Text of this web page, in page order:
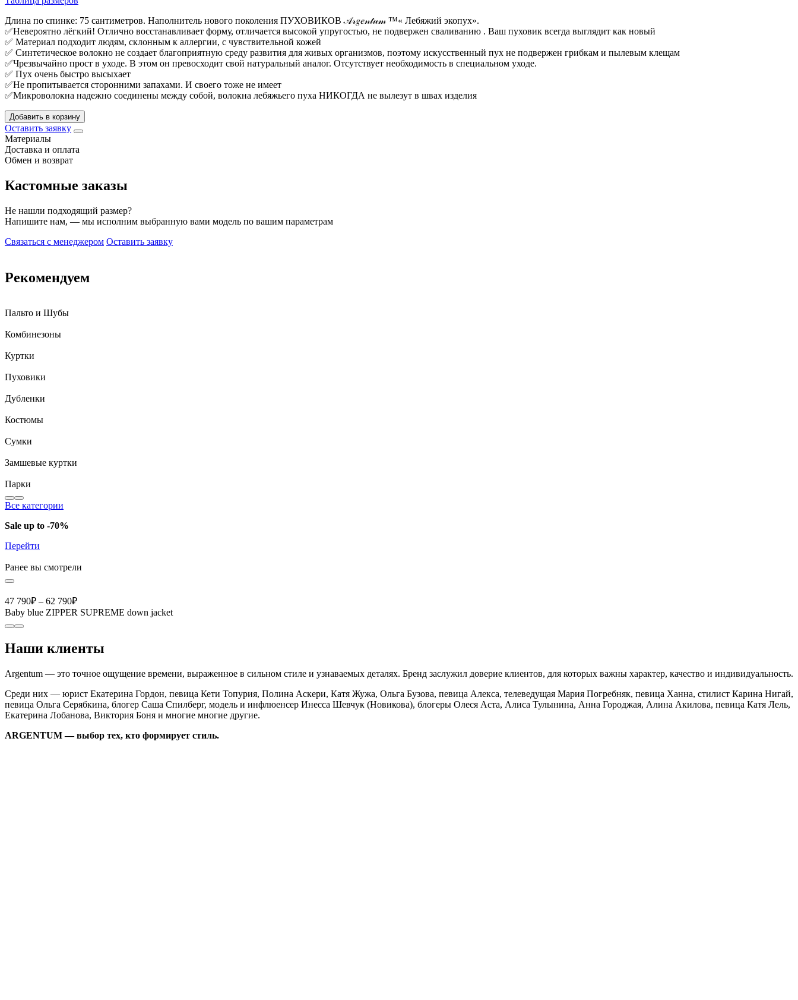
Длина по спинке: 75 сантиметров. Наполнитель нового поколения ПУХОВИКОВ 𝒜𝓇𝑔𝑒𝓃𝓉𝓊𝓂 ™️« Лебяжий экопух».
✅Невероятно лёгкий! Отлично восстанавливает форму, отличается высокой упругостью, не подвержен сваливанию . Ваш пуховик всегда выглядит как новый
✅ Материал подходит людям, склонным к аллергии, с чувствительной кожей
✅ Синтетическое волокно не создает благоприятную среду развития для живых организмов, поэтому искусственный пух не подвержен грибкам и пылевым клещам
✅Чрезвычайно прост в уходе. В этом он превосходит свой натуральный аналог. Отсутствует необходимость в специальном уходе.
✅ Пух очень быстро высыхает
✅Не пропитывается сторонними запахами. И своего тоже не имеет
✅Микроволокна надежно соединены между собой, волокна лебяжьего пуха НИКОГДА не вылезут в швах изделия
Добавить в корзину
Оставить заявку
Материалы
Доставка и оплата
Обмен и возврат
Кастомные заказы
Не нашли подходящий размер?
Напишите нам, — мы исполним выбранную вами модель по вашим параметрам
Связаться с менеджером Оставить заявку
Рекомендуем
Пальто и Шубы
Комбинезоны
Куртки
Пуховики
Дубленки
Костюмы
Сумки
Замшевые куртки
Парки
Все категории
Sale up to -70%
Перейти
Ранее вы смотрели
47 790₽ – 62 790₽
Baby blue ZIPPER SUPREME down jacket
Наши клиенты
Argentum — это точное ощущение времени, выраженное в сильном стиле и узнаваемых деталях. Бренд заслужил доверие клиентов, для которых важны характер, качество и индивидуальность.
Среди них — юрист Екатерина Гордон, певица Кети Топурия, Полина Аскери, Катя Жужа, Ольга Бузова, певица Алекса, телеведущая Мария Погребняк, певица Ханна, стилист Карина Нигай,
певица Ольга Серябкина, блогер Саша Спилберг, модель и инфлюенсер Инесса Шевчук (Новикова), блогеры Олеся Аста, Алиса Тулынина, Анна Городжая, Алина Акилова, певица Катя Лель,
Екатерина Лобанова, Виктория Боня и многие многие другие.
ARGENTUM — выбор тех, кто формирует стиль.